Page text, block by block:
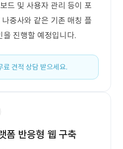
드 및 사용자 관리 등이 포
중사와 같은 기존 매칭 플
을 진행할 예정입니다.
료 견적 상담 받으세요.
폼 반응형 웹 구축